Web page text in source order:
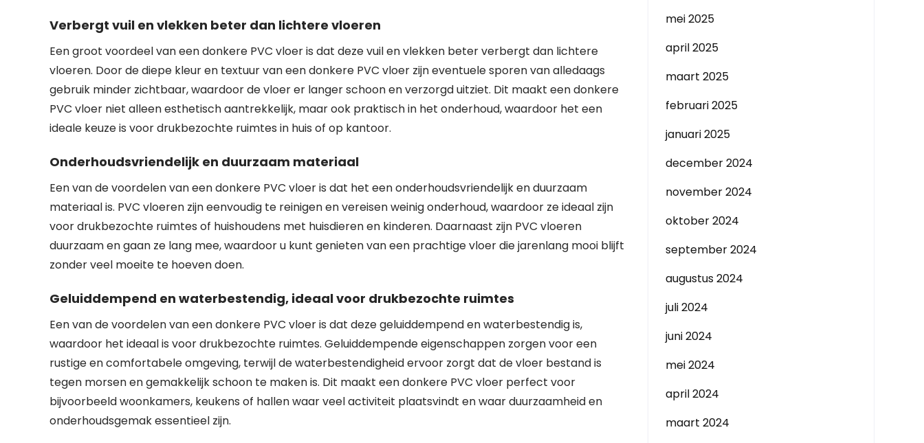
Verbergt vuil en vlekken beter dan lichtere vloeren
Een groot voordeel van een donkere PVC vloer is dat deze vuil en vlekken beter verbergt dan lichtere
vloeren. Door de diepe kleur en textuur van een donkere PVC vloer zijn eventuele sporen van alledaags
gebruik minder zichtbaar, waardoor de vloer er langer schoon en verzorgd uitziet. Dit maakt een donkere
PVC vloer niet alleen esthetisch aantrekkelijk, maar ook praktisch in het onderhoud, waardoor het een
ideale keuze is voor drukbezochte ruimtes in huis of op kantoor.
Onderhoudsvriendelijk en duurzaam materiaal
Een van de voordelen van een donkere PVC vloer is dat het een onderhoudsvriendelijk en duurzaam
materiaal is. PVC vloeren zijn eenvoudig te reinigen en vereisen weinig onderhoud, waardoor ze ideaal zijn
voor drukbezochte ruimtes of huishoudens met huisdieren en kinderen. Daarnaast zijn PVC vloeren
duurzaam en gaan ze lang mee, waardoor u kunt genieten van een prachtige vloer die jarenlang mooi blijft
zonder veel moeite te hoeven doen.
Geluiddempend en waterbestendig, ideaal voor drukbezochte ruimtes
Een van de voordelen van een donkere PVC vloer is dat deze geluiddempend en waterbestendig is,
waardoor het ideaal is voor drukbezochte ruimtes. Geluiddempende eigenschappen zorgen voor een
rustige en comfortabele omgeving, terwijl de waterbestendigheid ervoor zorgt dat de vloer bestand is
tegen morsen en gemakkelijk schoon te maken is. Dit maakt een donkere PVC vloer perfect voor
bijvoorbeeld woonkamers, keukens of hallen waar veel activiteit plaatsvindt en waar duurzaamheid en
onderhoudsgemak essentieel zijn.
mei 2025
april 2025
maart 2025
februari 2025
januari 2025
december 2024
november 2024
oktober 2024
september 2024
augustus 2024
juli 2024
juni 2024
mei 2024
april 2024
maart 2024